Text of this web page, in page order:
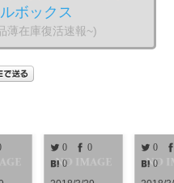
ボックス
在庫復活速報~)
0
0
0
0
0